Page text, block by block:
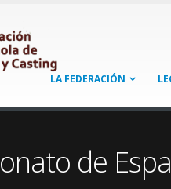
LA FEDERACIÓN
de